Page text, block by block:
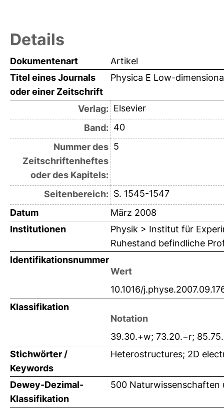
Details
Dokumentenart
Artikel
Titel eines Journals
oder einer Zeitschrift
Physica E Low-
Verlag: Elsevier
Band: 40
Nummer des
Zeitschriftenheftes
oder des Kapitels:
5
Seitenbereich: S. 1545-1547
Datum
März 2008
Institutionen
Physik > Institut für
Ruhestand befindliche
Identifikationsnummer
Wert
10.1016/
Klassifikation
Notation
39.30.+w; 73.20.−r;
Stichwörter /
Keywords
Heterostructures; 2D
Dewey-Dezimal-
Klassifikation
500 Naturwissenschaften